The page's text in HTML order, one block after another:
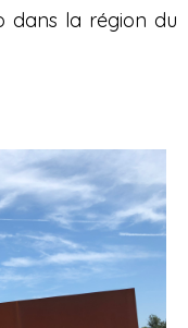
dans la région du